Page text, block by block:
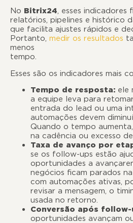
No Bitrix24, esses indicadores
relatórios, pipelines e histórico
que facilita ajustes rápidos e
Portanto, medir os resultados
menos
Esses são os indicadores mais
Tempo de resposta: ele
a equipe leva para
entrada do lead ou uma
automações devem
Quando o tempo
na cadência ou excesso
Taxa de avanço por
se os follow-ups estão
oportunidades a
negócios ficam parados
com automações ativas,
revisar a mensagem, o
usada no retorno.
Conversão após follow-
oportunidades avançam